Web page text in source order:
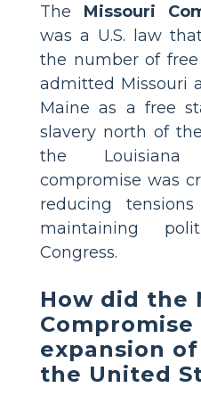
The Missouri
was a U.S. law
the number of
admitted Missouri
Maine as a free
slavery north of
the Louisiana
compromise was
reducing
maintaining
Congress.
How did the
expansion
the United